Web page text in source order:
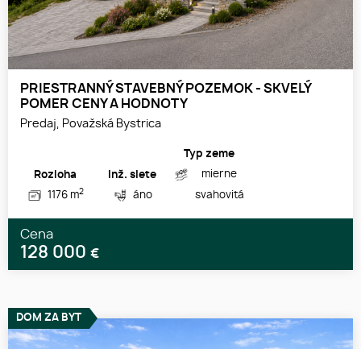
PRIESTRANNÝ STAVEBNÝ POZEMOK - SKVELÝ
POMER CENY A HODNOTY
Predaj, Považská Bystrica
Rozloha
1176 m2
Inž. siete
áno
Typ zeme
mierne
svahovitá
Cena
128 000 €
DOM ZA BYT